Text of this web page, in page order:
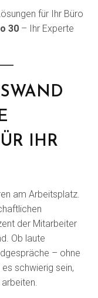
für Ihr Büro
30 – Ihr Experte
IHR
am Arbeitsplatz.
der Mitarbeiter
Ob laute
– ohne
schwierig sein,